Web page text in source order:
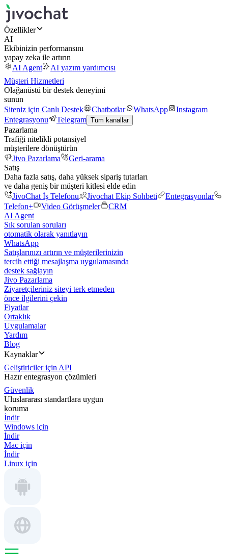
Özellikler
AI
Ekibinizin performansını
yapay zeka ile artırın
AI Agent
AI yazım yardımcısı
Müşteri Hizmetleri
Olağanüstü bir destek deneyimi
sunun
Siteniz için Canlı Destek
Chatbotlar WhatsApp
Instagram
Entegrasyonu
Telegram Tüm kanallar
Pazarlama
Trafiği nitelikli potansiyel
müşterilere dönüştürün
Jivo Pazarlama
Geri-arama
Satış
Daha fazla satış, daha yüksek sipariş tutarları
ve daha geniş bir müşteri kitlesi elde edin
JivoChat İş Telefonu
Jivochat Ekip Sohbeti
Entegrasyonlar
Telefon+
Video Görüşmeler
CRM
AI Agent
Sık sorulan soruları
otomatik olarak yanıtlayın
WhatsApp
Satışlarınızı artırın ve müşterilerinizin
tercih ettiği mesajlaşma uygulamasında
destek sağlayın
Jivo Pazarlama
Ziyaretçileriniz siteyi terk etmeden
önce ilgilerini çekin
Fiyatlar
Ortaklık
Uygulamalar
Yardım
Blog
Kaynaklar
Geliştiriciler için API
Hazır entegrasyon çözümleri
Güvenlik
Uluslararası standartlara uygun
koruma
İndir
Windows için
İndir
Mac için
İndir
Linux için